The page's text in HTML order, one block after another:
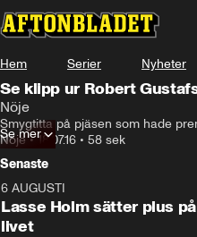
Hem Serier Nyheter
Se klipp ur Robert
Nöje
Smygtitta på pjäsen som hade
Nöje•18.07.16 • 58 sek
Se mer
Senaste
6 AUGUSTI
Lasse Holm sätter plus på
livet